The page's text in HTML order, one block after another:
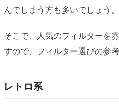
んでしまう方も多いでしょう。
そこで、人気のフィルターを
すので、フィルター選びの参
レトロ系